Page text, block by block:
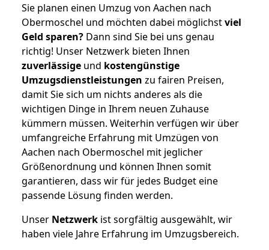
Sie planen einen Umzug von Aachen nach
Obermoschel und möchten dabei möglichstviel
Geld sparen? Dann sind Sie bei uns genau
richtig! Unser Netzwerk bieten Ihnen
zuverlässige und kostengünstige
Umzugsdienstleistungen zu fairen Preisen,
damit Sie sich um nichts anderes als die
wichtigen Dinge in Ihrem neuen Zuhause
kümmern müssen. Weiterhin verfügen wir über
umfangreiche Erfahrung mit Umzügen von
Aachen nach Obermoschel mit jeglicher
Größenordnung und können Ihnen somit
garantieren, dass wir für jedes Budget eine
passende Lösung finden werden.
Unser Netzwerk ist sorgfältig ausgewählt, wir
haben viele Jahre Erfahrung im Umzugsbereich.